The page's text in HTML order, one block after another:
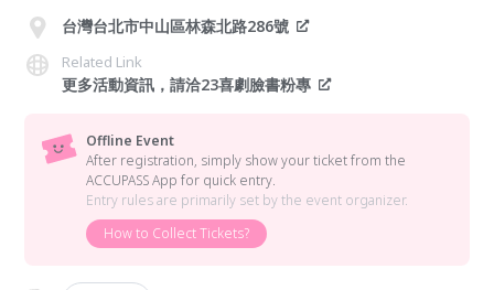
台灣台北市中山區林森北路286號
Related Link
更多活動資訊，請洽23喜劇臉書粉專
Offline Event
After registration, simply show your ticket from the
ACCUPASS App for quick entry.
Entry rules are primarily set by the event organizer.
How to Collect Tickets?